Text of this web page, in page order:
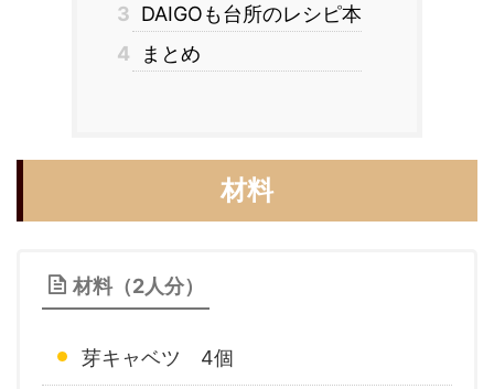
3 DAIGOも台所のレシピ本
4
まとめ
材料
材料（2人分）
芽キャベツ 4個